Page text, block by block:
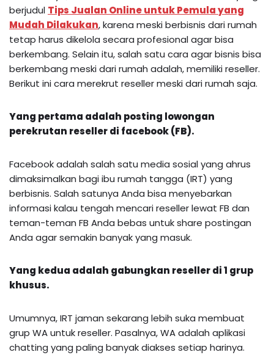
berjudul Tips Jualan Online untuk Pemula yang
Mudah Dilakukan, karena meski berbisnis dari rumah
tetap harus dikelola secara profesional agar bisa
berkembang. Selain itu, salah satu cara agar bisnis bisa
berkembang meski dari rumah adalah, memiliki reseller.
Berikut ini cara merekrut reseller meski dari rumah saja.
Yang pertama adalah posting lowongan
perekrutan reseller di facebook (FB).
Facebook adalah salah satu media sosial yang ahrus
dimaksimalkan bagi ibu rumah tangga (IRT) yang
berbisnis. Salah satunya Anda bisa menyebarkan
informasi kalau tengah mencari reseller lewat FB dan
teman-teman FB Anda bebas untuk share postingan
Anda agar semakin banyak yang masuk.
Yang kedua adalah gabungkan reseller di 1 grup
khusus.
Umumnya, IRT jaman sekarang lebih suka membuat
grup WA untuk reseller. Pasalnya, WA adalah aplikasi
chatting yang paling banyak diakses setiap harinya.